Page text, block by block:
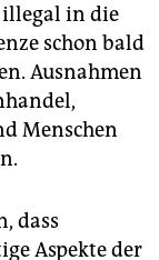
illegal in die
schon bald
Ausnahmen
Menschen
dass
Aspekte der